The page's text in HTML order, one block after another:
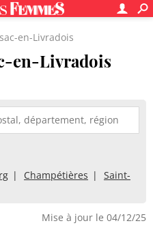
en-Livradois
en-Livradois
Champétières
Saint-
Mise à jour le 04/12/25